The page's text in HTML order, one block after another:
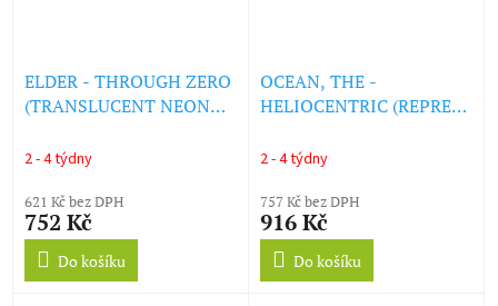
ELDER - THROUGH ZERO
(TRANSLUCENT NEON
2 - 4 týdny
621 Kč bez DPH
752 Kč
Do košíku
OCEAN, THE -
HELIOCENTRIC (REPRESS
2 - 4 týdny
757 Kč bez DPH
916 Kč
Do košíku